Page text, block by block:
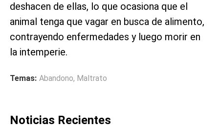
deshacen de ellas, lo que ocasiona que el
animal tenga que vagar en busca de alimento,
contrayendo enfermedades y luego morir en
la intemperie.
Temas: Abandono, Maltrato
Noticias Recientes